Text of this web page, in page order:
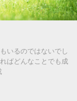
いるのではないでし
ばどんなことでも成